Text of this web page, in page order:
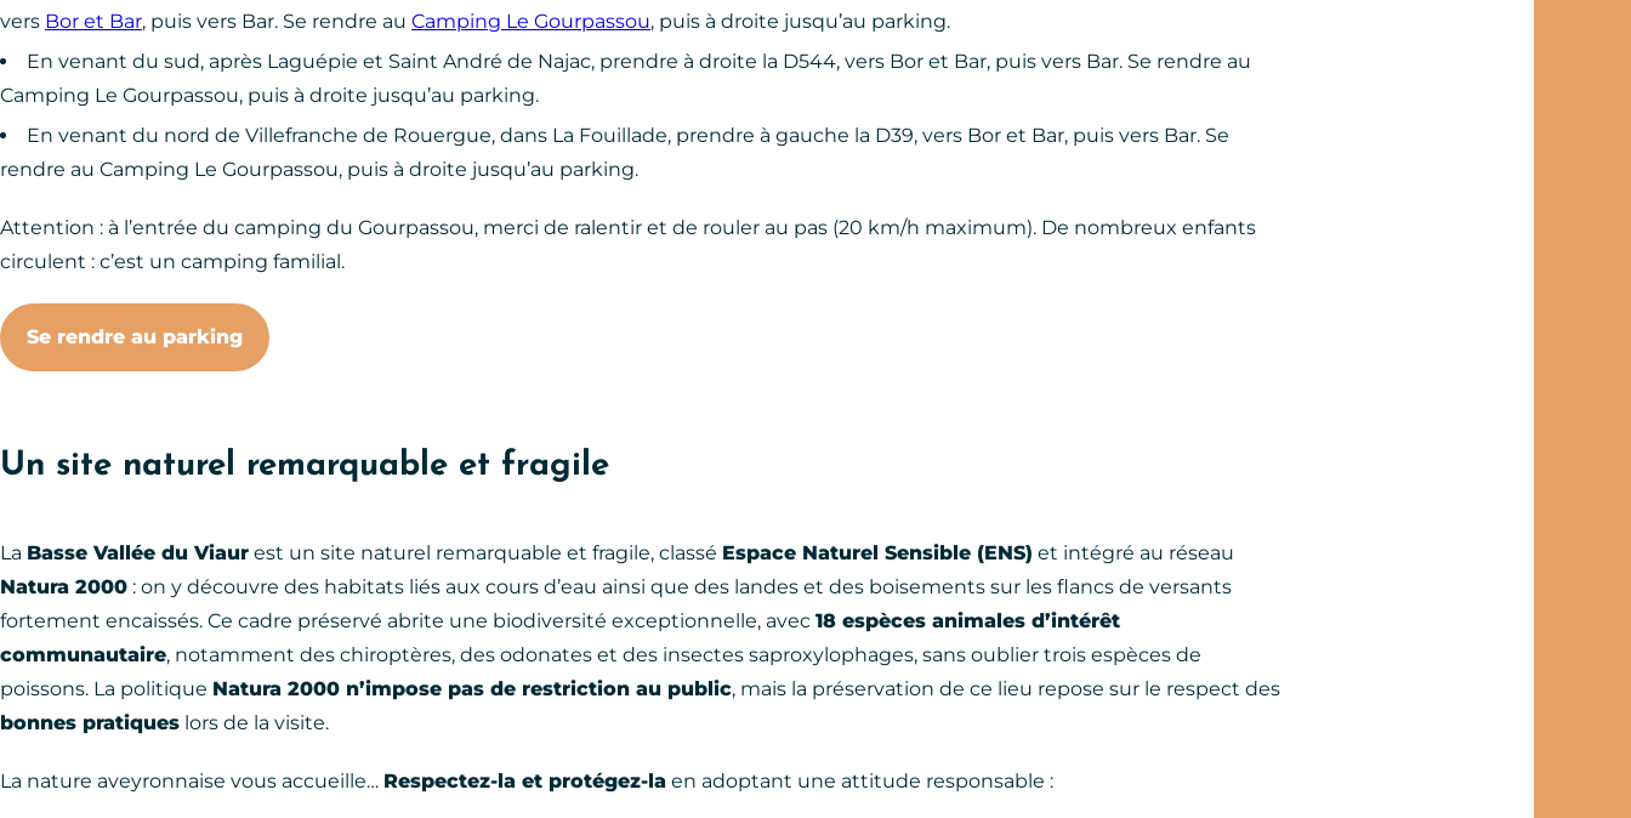
vers Bor et Bar, puis vers Bar. Se rendre au Camping Le Gourpassou, puis à droite jusqu’au parking.
En venant du sud, après Laguépie et Saint André de Najac, prendre à droite la D544, vers Bor et Bar, puis vers Bar. Se rendre au
Camping Le Gourpassou, puis à droite jusqu’au parking.
En venant du nord de Villefranche de Rouergue, dans La Fouillade, prendre à gauche la D39, vers Bor et Bar, puis vers Bar. Se
rendre au Camping Le Gourpassou, puis à droite jusqu’au parking.
Attention : à l’entrée du camping du Gourpassou, merci de ralentir et de rouler au pas (20 km/h maximum). De nombreux enfants
circulent : c’est un camping familial.
Se rendre au parking
Un site naturel remarquable et fragile
La Basse Vallée du Viaur est un site naturel remarquable et fragile, classé Espace Naturel Sensible (ENS) et intégré au réseau
Natura 2000 : on y découvre des habitats liés aux cours d’eau ainsi que des landes et des boisements sur les flancs de versants
fortement encaissés. Ce cadre préservé abrite une biodiversité exceptionnelle, avec 18 espèces animales d’intérêt
communautaire, notamment des chiroptères, des odonates et des insectes saproxylophages, sans oublier trois espèces de
poissons. La politique Natura 2000 n’impose pas de restriction au public, mais la préservation de ce lieu repose sur le respect des
bonnes pratiques lors de la visite.
La nature aveyronnaise vous accueille… Respectez-la et protégez-la en adoptant une attitude responsable :